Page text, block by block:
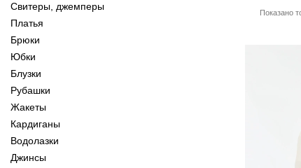
Свитеры, джемперы
Платья
Брюки
Юбки
Блузки
Рубашки
Жакеты
Кардиганы
Водолазки
Джинсы
Показано